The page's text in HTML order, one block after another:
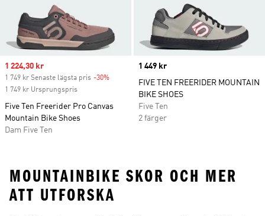
Sale price
1 224,30 kr
1 749 kr Senaste lägsta pris -30%
1 749 kr Ursprungspris
Five Ten Freerider Pro Canvas
Mountain Bike Shoes
Dam Five Ten
Price
1 449 kr
FIVE TEN FREERIDER MOUNTAIN
BIKE SHOES
Five Ten
2 färger
MOUNTAINBIKE SKOR OCH MER
ATT UTFORSKA